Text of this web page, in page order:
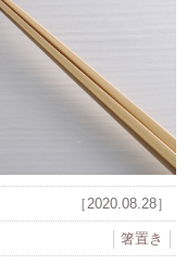
［2020.08.28］
箸置き